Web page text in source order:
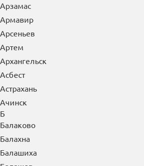
Арзамас
Армавир
Арсеньев
Артем
Архангельск
Асбест
Астрахань
Ачинск
Б
Балаково
Балахна
Балашиха